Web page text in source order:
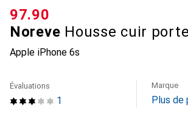
Noreve Housse cuir
Apple iPhone 6s
CHF
97.90
1
Évaluations Marque
Plus de